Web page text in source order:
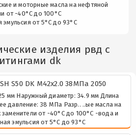
и моторные масла на нефтяной
от -40°C до 100°C
от 5°C до 93°C
изделия рвд с
dk
S50 DK М42х2.0 38МПа 2050
мм Наружный диаметр: 34.9 мм Длина
давление: 38 МПа Разр.. ..ые масла на
от -40°C до 100°C -вода и
эмульсия от 5°C до 93°C